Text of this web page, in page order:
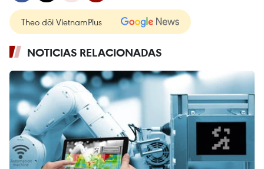
Theo dõi VietnamPlus
NOTICIAS RELACIONADAS